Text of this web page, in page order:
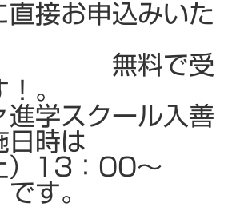
接お申込みいた
で受
。
学スクール入善
日時は
13：00～
す。